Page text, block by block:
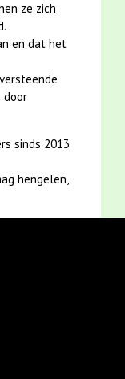
ze zich
en dat het
door
sinds 2013
hengelen,